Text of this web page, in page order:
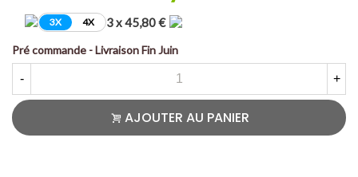
3X 4X 3 x 45,80 €
Pré commande - Livraison Fin Juin
- +
AJOUTER AU PANIER